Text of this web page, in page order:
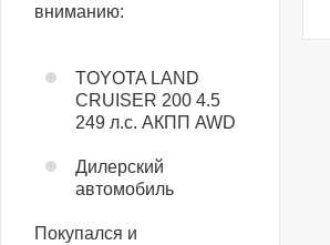
вниманию:
TOYOTA LAND
CRUISER 200 4.5
249 л.с. АКПП AWD
Дилерский
автомобиль
Покупался и